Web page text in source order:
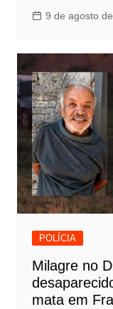
9 de agosto
POLÍCIA
Milagre no
mata em